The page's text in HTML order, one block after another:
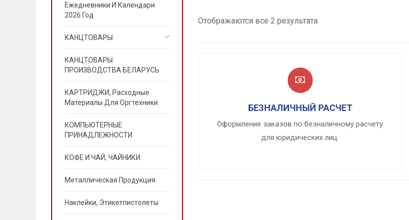
Отображаются все 2 результата
БЕЗНАЛИЧНЫЙ РАСЧЕТ
Оформление заказов по безналичному расчету
для юридических лиц.
Ежедневники И Календари
2026 Год
КАНЦТОВАРЫ
КАНЦТОВАРЫ
ПРОИЗВОДСТВА БЕЛАРУСЬ
КАРТРИДЖИ, Расходные
Материалы Для Оргтехники
КОМПЬЮТЕРНЫЕ
ПРИНАДЛЕЖНОСТИ
КОФЕ И ЧАЙ, ЧАЙНИКИ
Металлическая Продукция
Наклейки, Этикетпистолеты